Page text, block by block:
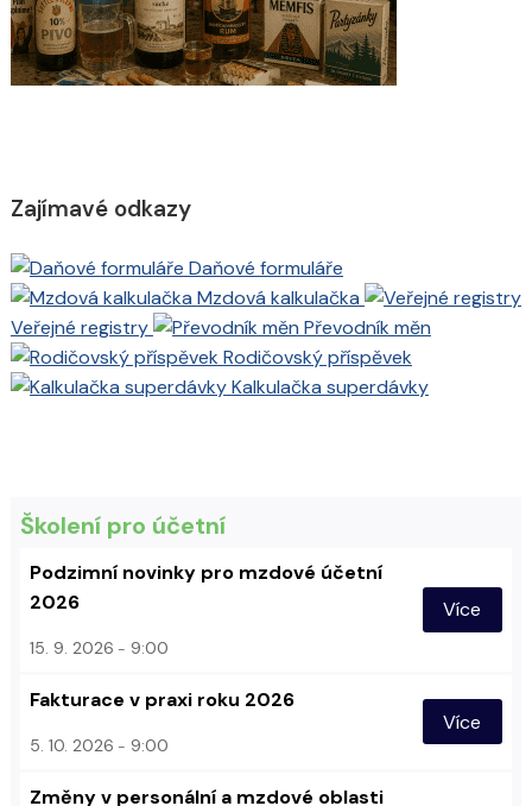
Zajímavé odkazy
Daňové formuláře
Mzdová kalkulačka
Veřejné registry
Převodník měn
Rodičovský příspěvek
Kalkulačka superdávky
Školení pro účetní
Podzimní novinky pro mzdové účetní
2026
15. 9. 2026 9:00
Více
Fakturace v praxi roku 2026
5. 10. 2026 9:00
Více
Změny v personální a mzdové oblasti